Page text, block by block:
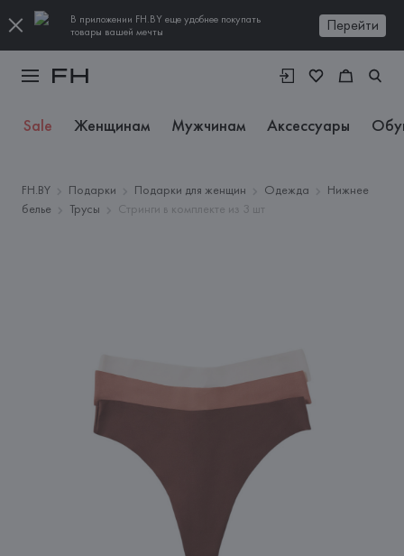
В приложении FH.BY еще удобнее покупать
товары вашей мечты
Перейти
Sale Женщинам Мужчинам Аксессуары
FH.BY Подарки Подарки для женщин Одежда
Нижнее
белье
Трусы Стринги в комплекте из 3 шт